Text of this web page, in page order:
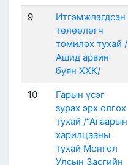
9
Итгэмжлэгдсэн
төлөөлөгч
томилох тухай /
Ашид арвин
буян ХХК/
10
Гарын үсэг
зурах эрх олгох
тухай /“Агаарын
харилцааны
тухай Монгол
Улсын Засгийн